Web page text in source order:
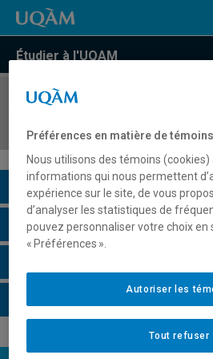
Étudier à l'UQAM
COURS//
Description du cours
Horaire - Été 2026
Préférences en matière de témoins
Nous utilisons des témoins
informations qui nous permettent
expérience sur le site, de vous
d’analyser les statistiques de
pouvez personnaliser votre choix en
« Préférences ».
Tout refuser
Autoriser les